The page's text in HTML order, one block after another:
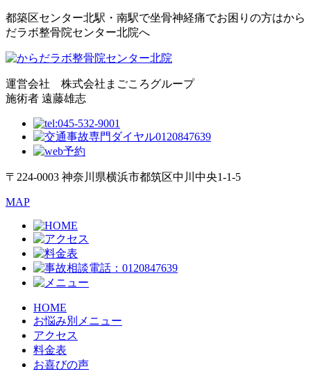
都築区センター北駅・南駅で坐骨神経痛でお困りの方はから
だラボ整骨院センター北院へ
運営会社 株式会社まごころグループ
施術者 遠藤雄志
〒224-0003 神奈川県横浜市都筑区中川中央1-1-5
MAP
HOME
お悩み別メニュー
アクセス
料金表
お喜びの声